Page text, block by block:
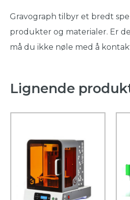
Gravograph tilbyr et bredt
produkter og materialer. Er
må du ikke nøle med å
Lignende